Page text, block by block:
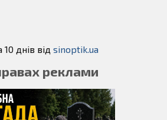
днів від sinoptik.ua
реклами